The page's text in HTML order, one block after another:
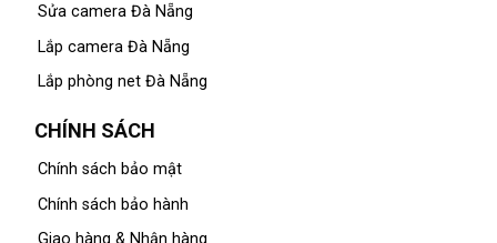
Sửa camera Đà Nẵng
Lắp camera Đà Nẵng
Lắp phòng net Đà Nẵng
CHÍNH SÁCH
Chính sách bảo mật
Chính sách bảo hành